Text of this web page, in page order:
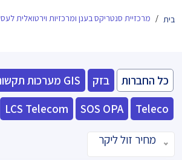
בית מרכזיית סנטריקס בענן ומרכזיות וירטואלית
כל החברות בזק GIS מערכות תקשורת
Teleco
SOS OPA
LCS Telecom
מחיר זול ליקר